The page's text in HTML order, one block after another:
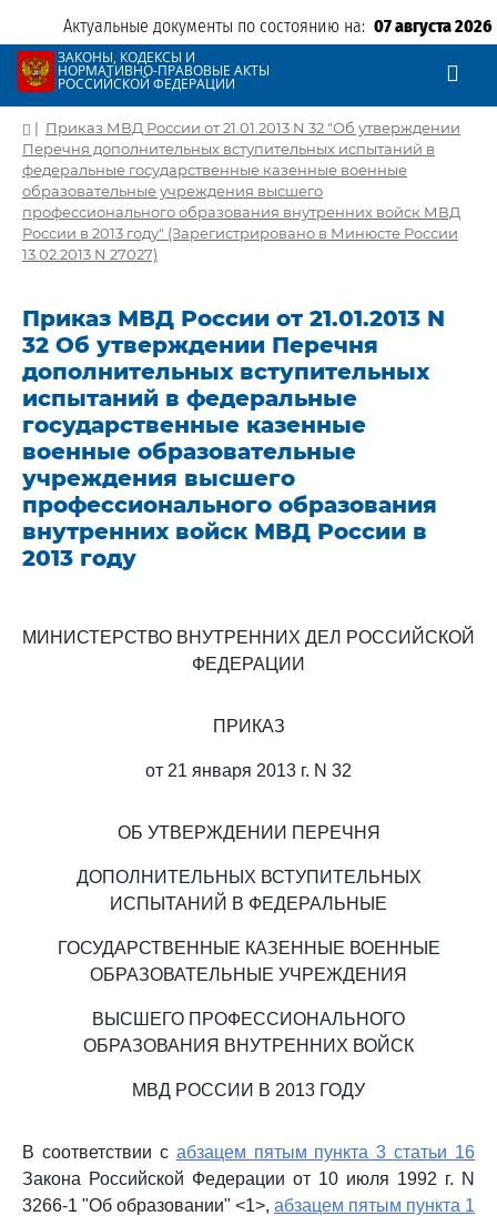
Актуальные документы по состоянию на: 07 августа 2026
ЗАКОНЫ, КОДЕКСЫ И
НОРМАТИВНО-ПРАВОВЫЕ АКТЫ
РОССИЙСКОЙ ФЕДЕРАЦИИ
| Приказ МВД России от 21.01.2013 N 32 "Об утверждении
Перечня дополнительных вступительных испытаний в
федеральные государственные казенные военные
образовательные учреждения высшего
профессионального образования внутренних войск МВД
России в 2013 году" (Зарегистрировано в Минюсте России
13.02.2013 N 27027)
Приказ МВД России от 21.01.2013 N
32 Об утверждении Перечня
дополнительных вступительных
испытаний в федеральные
государственные казенные
военные образовательные
учреждения высшего
профессионального образования
внутренних войск МВД России в
2013 году
МИНИСТЕРСТВО ВНУТРЕННИХ ДЕЛ РОССИЙСКОЙ
ФЕДЕРАЦИИ
ПРИКАЗ
от 21 января 2013 г. N 32
ОБ УТВЕРЖДЕНИИ ПЕРЕЧНЯ
ДОПОЛНИТЕЛЬНЫХ ВСТУПИТЕЛЬНЫХ
ИСПЫТАНИЙ В ФЕДЕРАЛЬНЫЕ
ГОСУДАРСТВЕННЫЕ КАЗЕННЫЕ ВОЕННЫЕ
ОБРАЗОВАТЕЛЬНЫЕ УЧРЕЖДЕНИЯ
ВЫСШЕГО ПРОФЕССИОНАЛЬНОГО
ОБРАЗОВАНИЯ ВНУТРЕННИХ ВОЙСК
МВД РОССИИ В 2013 ГОДУ
В соответствии с абзацем пятым пункта 3 статьи 16
Закона Российской Федерации от 10 июля 1992 г. N
3266-1 "Об образовании" <1>, абзацем пятым пункта 1